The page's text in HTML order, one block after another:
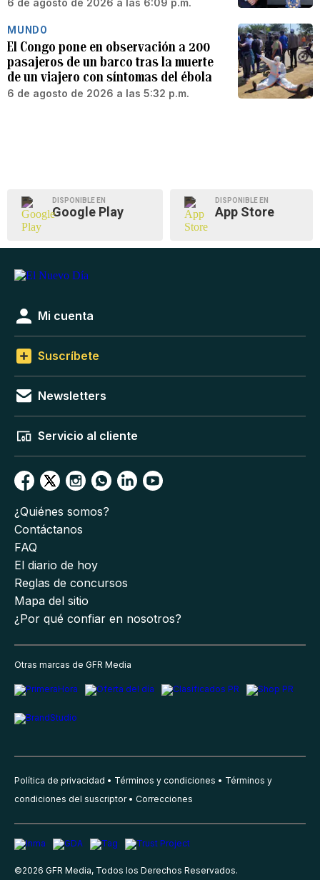
MUNDO
El Congo pone en observación a 200
pasajeros de un barco tras la muerte
de un viajero con síntomas del ébola
6 de agosto de 2026 a las 5:32 p.m.
DISPONIBLE EN
Google Play
DISPONIBLE EN
App Store
Mi cuenta
Suscríbete
Newsletters
Servicio al cliente
¿Quiénes somos?
Contáctanos
FAQ
El diario de hoy
Reglas de concursos
Mapa del sitio
¿Por qué confiar en nosotros?
Otras marcas de GFR Media
Política de privacidad Términos y condiciones
Términos y
condiciones del suscriptor
Correcciones
©2026 GFR Media, Todos los Derechos Reservados.